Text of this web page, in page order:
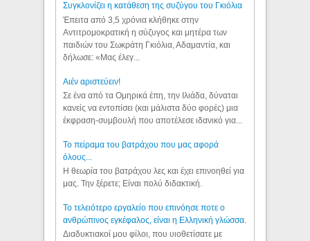
Συγκλονίζει η κατάθεση της συζύγου του Γκιόλια
Έπειτα από 3,5 χρόνια κλήθηκε στην
Αντιτρομοκρατική η σύζυγος και μητέρα των
παιδιών του Σωκράτη Γκιόλια, Αδαμαντία, και
δήλωσε: «Μας έλεγ...
Aιέν αριστεύειν!
Σε ένα από τα Ομηρικά έπη, την Ιλιάδα, δύναται
κανείς να εντοπίσει (και μάλιστα δύο φορές) μια
έκφραση-συμβουλή που αποτέλεσε ιδανικό για...
Το πείραμα του βατράχου που μας αφορά
όλους...
Η θεωρία του βατράχου λες και έχει επινοηθεί για
μας. Την ξέρετε; Είναι πολύ διδακτική.
Το τελειότερο εργαλείο που επινόησε ποτε ο
ανθρώπινος εγκέφαλος, είναι η Ελληνική γλώσσα.
Διαδυκτιακοί μου φίλοι, που υιοθετίσατε με